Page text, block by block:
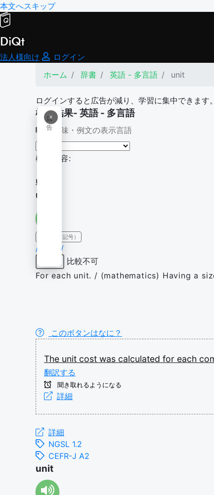
本文へスキップ
DiQt
法人様向け
ログイン
ホーム
辞書 英語 - 多言語 unit
ログインすると広告が減り、学習に集中できます。
×
広
告
検索結果- 英語 - 多言語
意味・例文の表示言語
検索内容:
unit
unit
IPA（発音記号）
/ˈjuː.nɪt/
比較不可
For each unit. / (mathematics) Having a
このボタンはなに？
The unit cost was calculated for each
翻訳する
聞き取れるようになる
詳細
詳細
NGSL 1.2
CEFR-J A2
unit